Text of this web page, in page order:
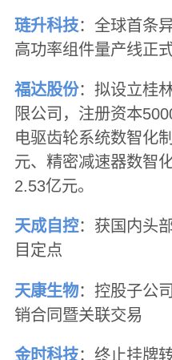
琏升科技：全球首条
高功率组件量产线正
福达股份：拟设立桂
限公司，注册资本
电驱齿轮系统数智化
元、精密减速器数智
2.53亿元。
天成自控：获国内头
目定点
天康生物：控股子公
销合同暨关联交易
金时科技：终止挂牌